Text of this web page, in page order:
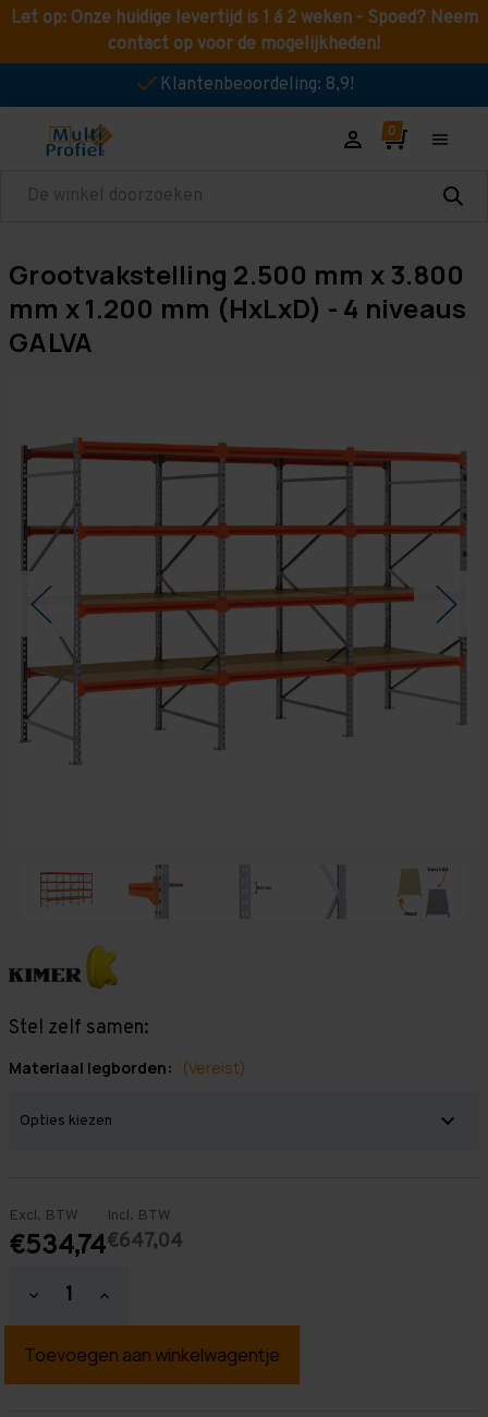
Let op: Onze huidige levertijd is 1 á 2 weken - Spoed? Neem
contact op voor de mogelijkheden!
Klantenbeoordeling: 8,9!
Zoeken
Grootvakstelling 2.500 mm x 3.800
mm x 1.200 mm (HxLxD) - 4 niveaus
GALVA
Stel zelf samen:
Materiaal legborden: (Vereist)
Excl. BTW
€534,74
Incl. BTW
€647,04
Hoeveelheid
verlagen
Grootvakstelling
mm
Hoeveelheid
verhogen
Grootvakstelling
mm